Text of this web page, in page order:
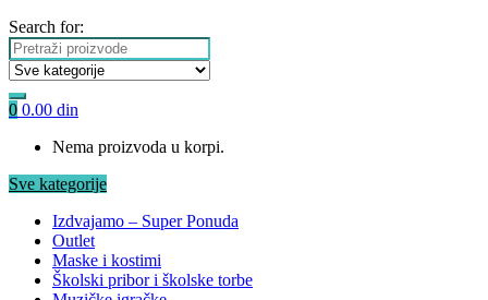
Search for:
0 0.00 din
Nema proizvoda u korpi.
Sve kategorije
Izdvajamo – Super Ponuda
Outlet
Maske i kostimi
Školski pribor i školske torbe